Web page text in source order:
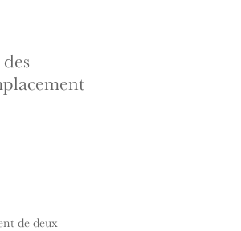
de deux